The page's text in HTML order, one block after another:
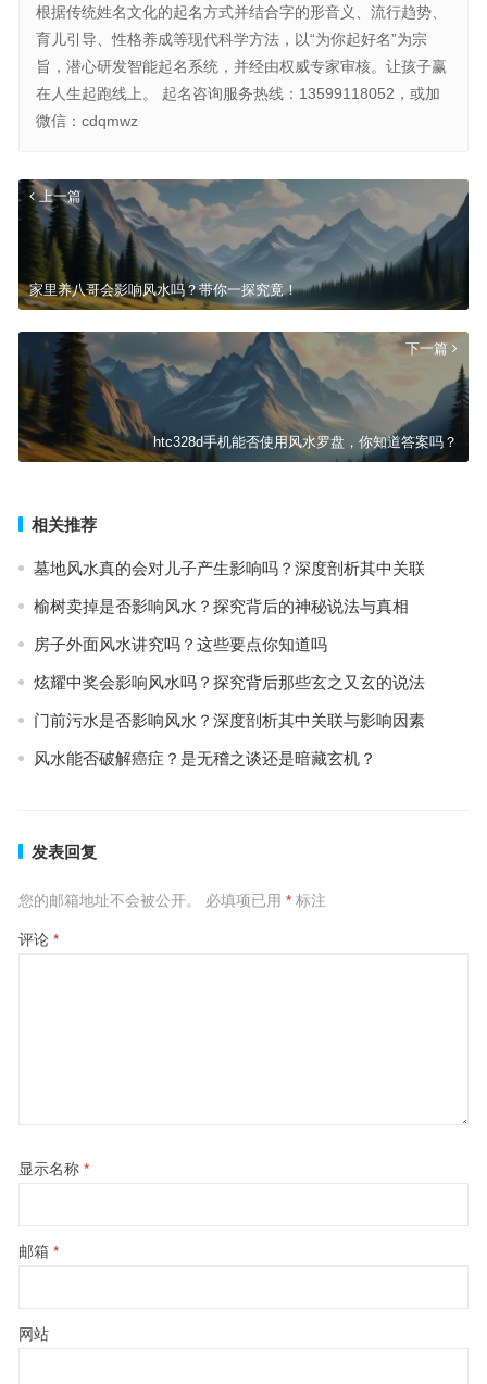
根据传统姓名文化的起名方式并结合字的形音义、流行趋势、
育儿引导、性格养成等现代科学方法，以“为你起好名”为宗
旨，潜心研发智能起名系统，并经由权威专家审核。让孩子赢
在人生起跑线上。 起名咨询服务热线：13599118052，或加
微信：cdqmwz
上一篇
家里养八哥会影响风水吗？带你一探究竟！
下一篇
htc328d手机能否使用风水罗盘，你知道答案吗？
相关推荐
墓地风水真的会对儿子产生影响吗？深度剖析其中关联
榆树卖掉是否影响风水？探究背后的神秘说法与真相
房子外面风水讲究吗？这些要点你知道吗
炫耀中奖会影响风水吗？探究背后那些玄之又玄的说法
门前污水是否影响风水？深度剖析其中关联与影响因素
风水能否破解癌症？是无稽之谈还是暗藏玄机？
发表回复
您的邮箱地址不会被公开。 必填项已用 *标注
评论 *
显示名称 *
邮箱 *
网站